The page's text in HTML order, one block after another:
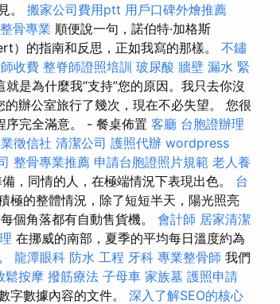
。 搬家公司費用ptt 用戶口碑外燴推薦
骨專業 順便說一句，諾伯特·加格斯
）的指南和反思，正如我寫的那樣。 不鏽
收費 整脊師證照培訓 玻尿酸 牆壁 漏水 緊
是為什麼我“支持”您的原因。我只去你沒
的辦公室旅行了幾次，現在不必失望。 您很
序完全滿意。 - 餐桌佈置 客廳 台胞證辦理
徵信社 清潔公司 護照代辦 wordpress
整骨專業推薦 申請台胞證照片規範 老人養
，同情的人，在極端情況下表現出色。 台
極的整體情況，除了短短半天，陽光照亮
個角落都有自動售貨機。 會計師 居家清潔
在挪威的南部，夏季的平均每日溫度約為
龍潭眼科 防水 工程 牙科 專業整骨師 我們
鬆按摩 撥筋療法 子母車 家族墓 護照申請
字數據內容的文件。 深入了解SEO的核心